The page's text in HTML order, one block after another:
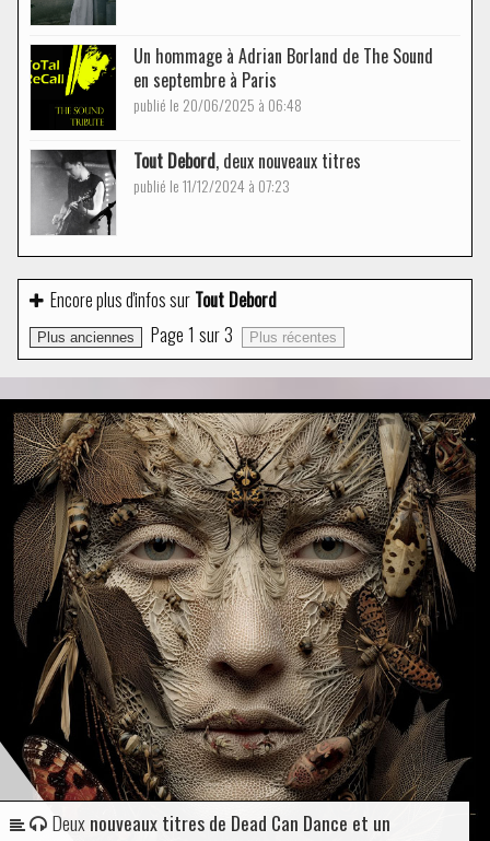
Un hommage à Adrian Borland de The Sound
en septembre à Paris
publié le 20/06/2025 à 06:48
Tout Debord, deux nouveaux titres
publié le 11/12/2024 à 07:23
Encore plus d'infos sur Tout Debord
Plus anciennes Page 1 sur3 Plus récentes
Deuxnouveaux titres de Dead Can Dance et un